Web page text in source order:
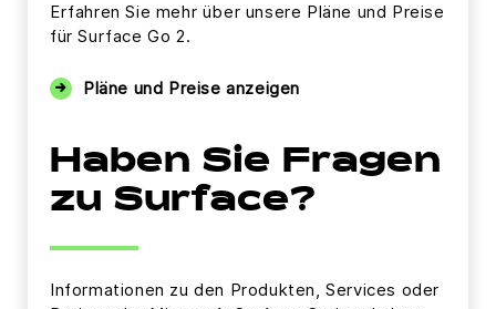
Erfahren Sie mehr über unsere Pläne und Preise
für Surface Go 2.
Pläne und Preise anzeigen
Haben Sie Fragen
zu Surface?
Informationen zu den Produkten, Services oder